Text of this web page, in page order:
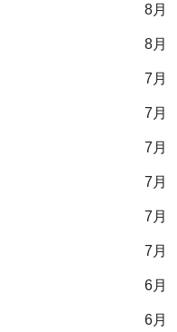
8月
8月
7月
7月
7月
7月
7月
7月
6月
6月